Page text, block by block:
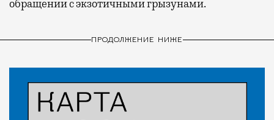
обращении с экзотичными грызунами.
ПРОДОЛЖЕНИЕ НИЖЕ